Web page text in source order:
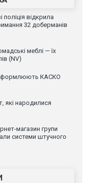
відкрила
32 доберманів
меблі — їх
(NV)
оформлюють КАСКО
які народилися
магазин групи
системи штучного